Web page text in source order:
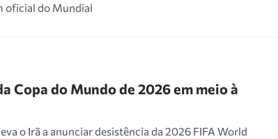
oficial do Mundial
Copa do Mundo de 2026 em meio à
o Irã a anunciar desistência da 2026 FIFA World